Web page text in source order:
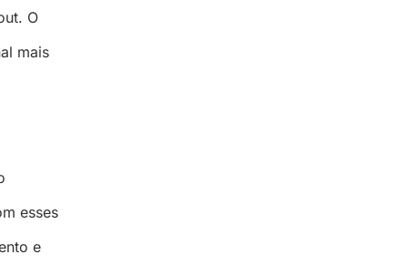
O
mais
esses
e